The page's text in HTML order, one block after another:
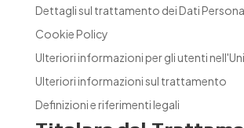
Dettagli sul trattamento dei Dati
Cookie Policy
Ulteriori informazioni per gli utenti
Ulteriori informazioni sul trattamento
Definizioni e riferimenti legali